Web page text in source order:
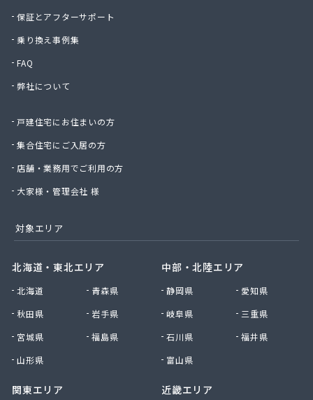
早川俊春商店
村上プロパン店
太陽ガス株式会社
大幸プロパン株式会社
大鵬ホーム産業株式会社
大牟田ガスエネルギー株式会社玉名営業所
大和プロパン
第一マルヰガス株式会社
中曽根プロパン店
天明プロパン工業
東部プロパン
藤木プロパン燃料店
内山商店株式会社
南九州マルヰ株式会社 進栄ガス営業所
南九州マルヰ株式会社 人吉営業所
保証とアフターサポート
乗り換え事例集
FAQ
弊社について
戸建住宅にお住まいの方
集合住宅にご入居の方
店舗・業務用でご利用の方
大家様・管理会社 様
対象エリア
北海道・東北エリア
北海道
青森県
秋田県
岩手県
宮城県
福島県
山形県
関東エリア
中部・北陸エリア
静岡県
愛知県
岐阜県
三重県
石川県
福井県
富山県
近畿エリア